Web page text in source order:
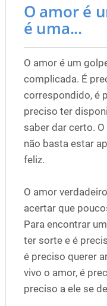
O amor é
é uma...
O amor é um
complicada. É
correspondido, é
preciso ter
saber dar certo.
não basta estar
feliz.
O amor
acertar que
Para encontrar
ter sorte e é
é preciso querer
vivo o amor, é
preciso a ele se